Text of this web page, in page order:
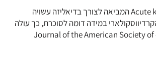
(Acute kidney injury (AKI המביאה לצורך בדיאליזה עשויה
במידה דומה לסוכרת, כך עולה
ממחקר שפורסם ב- Journal of the American Society of